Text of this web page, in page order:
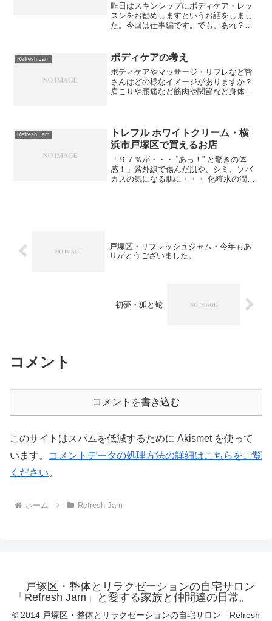
昨日はスキンシップにボディケア・レッ
スンをお勧めしますというお話をしまし
た。今回は仕事編です。でも、あれ？っ
スンは仕事のためではなく身近な人のた
めのレッスンと言っていま...
Refresh Jam ボディケアの考え
ボディケアやマッサージ・リフレなど皆
さんはどの様なイメージがありますか？
肩こりや腰痛など筋肉や関節など身体の
す。 もちろん両方...
Refresh Jam
トレフル ホワイトクリーム・横
浜市戸塚区で買えるお店
「９７％が・・・ ”あっ！” と驚きの体
感！」紫外線で傷んだ肌や、シミ、ソバ
カスの気になる肌に・・・ 化粧水の潤い
戸塚区・リフレッシュジャム・今年もあ
りがとうございました。
初夢・狐と蛇
コメント
コメントを書き込む
このサイトはスパムを低減するために Akismet を使って
います。
コメントデータの処理方法の詳細はこちらをご覧
ください。
ホーム Refresh Jam
戸塚区・整体とリラクゼーションの自宅サロン
「Refresh Jam」と愛する家族と仲間達の日常。
© 2014 戸塚区・整体とリラクゼーションの自宅サロン「Refresh